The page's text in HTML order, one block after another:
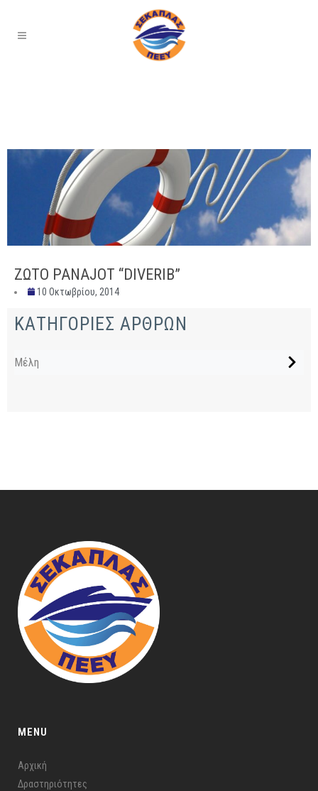
ΖΩΤΟ PANAJOT “DIVERIB”
10 Οκτωβρίου, 2014
ΚΑΤΗΓΟΡΙΕΣ ΑΡΘΡΩΝ
Μέλη
MENU
Αρχική
Δραστηριότητες